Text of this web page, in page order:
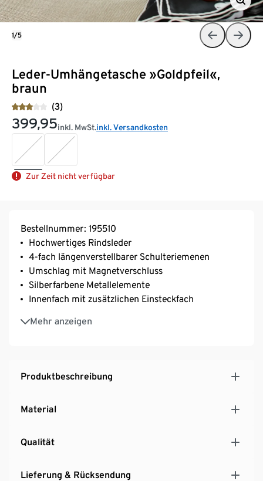
Leder-Umhängetasche »Goldpfeil«,
braun
(3)
399,95inkl. MwSt.inkl. Versandkosten
Zur Zeit nicht verfügbar
1/5
Bestellnummer: 195510
Hochwertiges Rindsleder
4-fach längenverstellbarer Schulteriemenen
Umschlag mit Magnetverschluss
Silberfarbene Metallelemente
Innenfach mit zusätzlichen Einsteckfach
Mehr anzeigen
Dezente »Goldpfeil« Prägung auf der Vorderseite
Produktbeschreibung
Material
Qualität
Lieferung & Rücksendung